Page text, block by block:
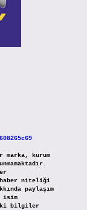
kurum
haber niteliği
paylaşım
isim
bilgiler